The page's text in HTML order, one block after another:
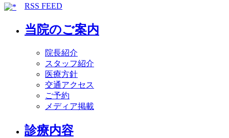
RSS FEED
当院のご案内
院長紹介
スタッフ紹介
医療方針
交通アクセス
ご予約
メディア掲載
診療内容